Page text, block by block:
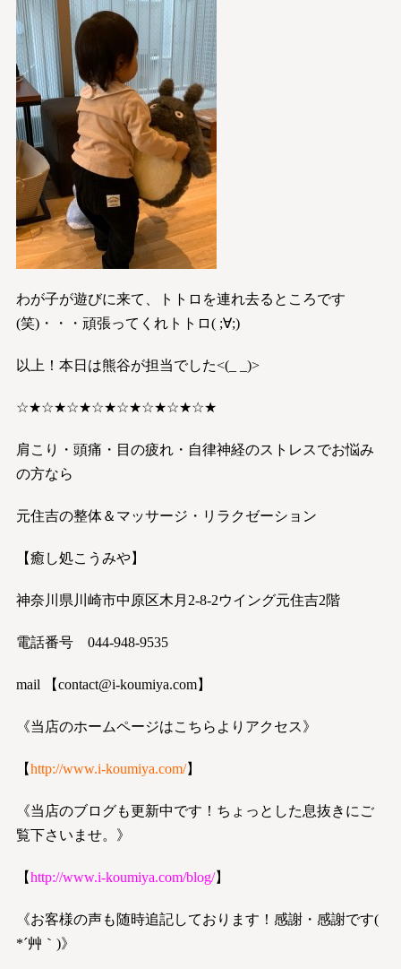
わが子が遊びに来て、トトロを連れ去るところです
(笑)・・・頑張ってくれトトロ( ;∀;)
以上！本日は熊谷が担当でした<(_ _)>
☆★☆★☆★☆★☆★☆★☆★☆★
肩こり・頭痛・目の疲れ・自律神経のストレスでお悩み
の方なら
元住吉の整体＆マッサージ・リラクゼーション
【癒し処こうみや】
神奈川県川崎市中原区木月2-8-2ウイング元住吉2階
電話番号 044-948-9535
mail 【contact@i-koumiya.com】
《当店のホームページはこちらよりアクセス》
【http://www.i-koumiya.com/】
《当店のブログも更新中です！ちょっとした息抜きにご
覧下さいませ。》
【http://www.i-koumiya.com/blog/】
《お客様の声も随時追記しております！感謝・感謝です(
*´艸｀)》